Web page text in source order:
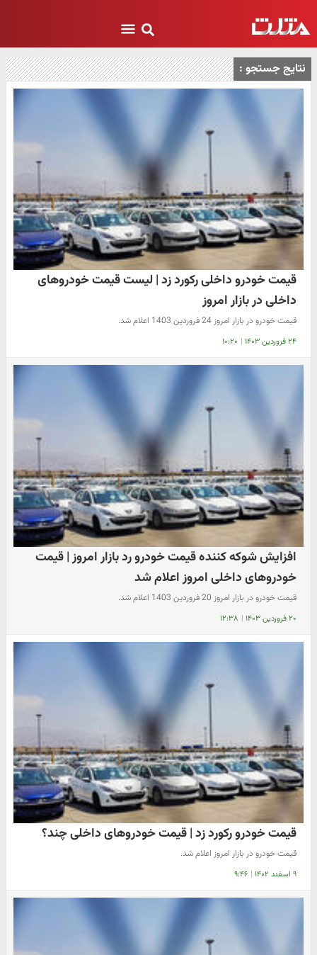
نتایج جستجو :
قیمت خودرو داخلی رکورد زد | لیست قیمت خودروهای
داخلی در بازار امروز
قیمت خودرو در بازار امروز 24 فروردین 1403 اعلام شد.
۲۴ فروردین ۱۴۰۳ | ۱۰:۲۰
افزایش شوکه کننده قیمت خودرو رد بازار امروز | قیمت
خودروهای داخلی امروز اعلام شد
قیمت خودرو در بازار امروز 20 فروردین 1403 اعلام شد.
۲۰ فروردین ۱۴۰۳ | ۱۲:۳۸
قیمت خودرو رکورد زد | قیمت خودروهای داخلی چند؟
قیمت خودرو در بازار امروز اعلام شد.
۹ اسفند ۱۴۰۲ | ۹:۴۶